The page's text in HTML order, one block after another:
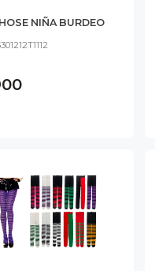
NIÑA BURDEO